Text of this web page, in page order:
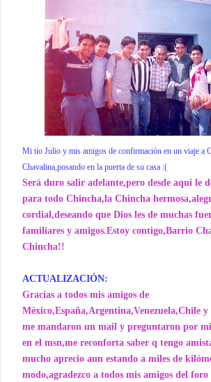
Mi tío Julio y mis amigos de confirmación en un viaje a
Chavalina,posando en la puerta de su casa :(
Será duro salir adelante,pero desde aquí le
para todo Chincha,la Chincha
cordial,deseando que Dios les de muchas
familiares y amigos.Estoy contigo,Barrio
Chincha!!
ACTUALIZACIÓN:
Gracias a todos mis amigos de
México,España,Argentina,Venezuela,Chile y
me mandaron un mail y preguntaron por
en el msn,me reconforta saber q tengo
mucho aprecio aun estando a miles de
modo,agradezco a todos mis amigos del foro